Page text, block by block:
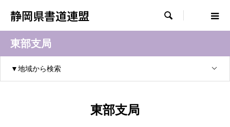
静岡県書道連盟 
東部支局
▼地域から検索
東部支局